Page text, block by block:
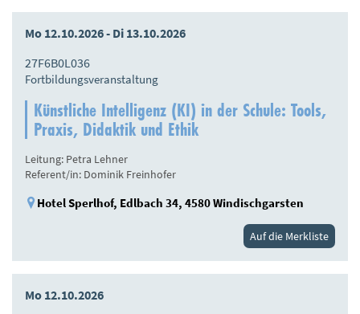
Mo 12.10.2026 - Di 13.10.2026
27F6B0L036
Fortbildungsveranstaltung
Künstliche Intelligenz (KI) in der Schule: Tools,
Praxis, Didaktik und Ethik
Leitung: Petra Lehner
Referent/in: Dominik Freinhofer
Hotel Sperlhof, Edlbach 34, 4580 Windischgarsten
Auf die Merkliste
Mo 12.10.2026